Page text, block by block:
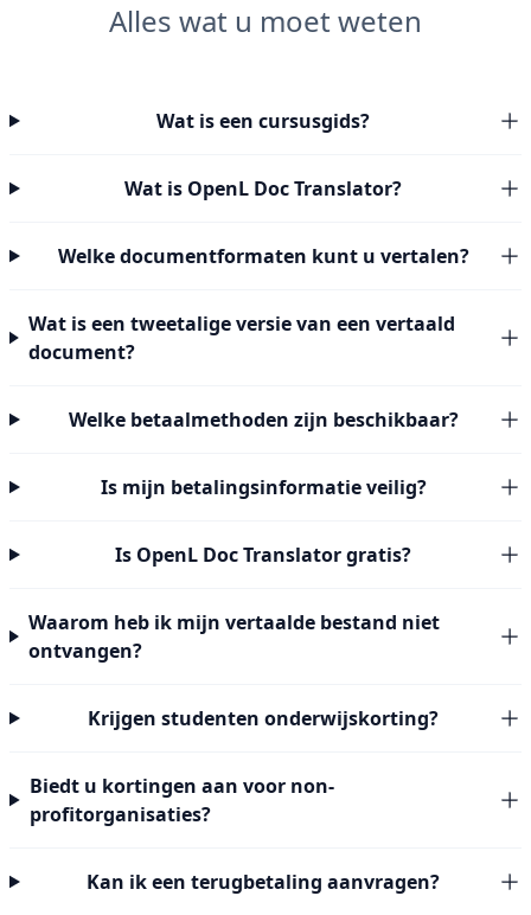
Alles wat u moet weten
Wat is een cursusgids?
Wat is OpenL Doc Translator?
Welke documentformaten kunt u vertalen?
Wat is een tweetalige versie van een vertaald
document?
Welke betaalmethoden zijn beschikbaar?
Is mijn betalingsinformatie veilig?
Is OpenL Doc Translator gratis?
Waarom heb ik mijn vertaalde bestand niet
ontvangen?
Krijgen studenten onderwijskorting?
Biedt u kortingen aan voor non-
profitorganisaties?
Kan ik een terugbetaling aanvragen?